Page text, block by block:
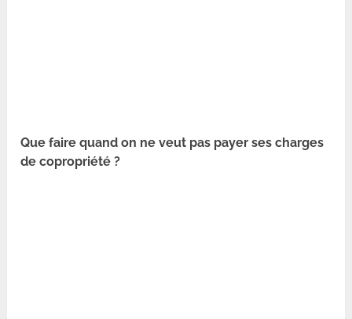
Que faire quand on ne veut pas payer ses charges
de copropriété ?